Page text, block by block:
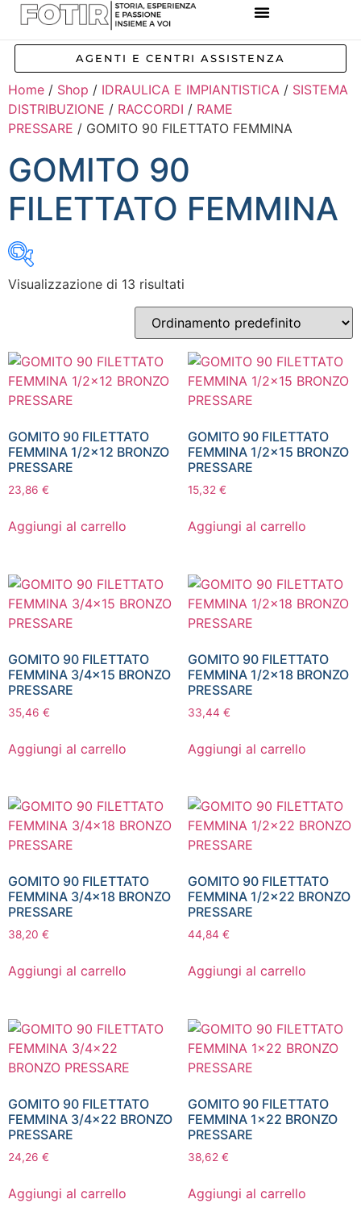
AGENTI E CENTRI ASSISTENZA
Home / Shop / IDRAULICA E IMPIANTISTICA / SISTEMA
DISTRIBUZIONE / RACCORDI / RAME
PRESSARE / GOMITO 90 FILETTATO FEMMINA
GOMITO 90
FILETTATO FEMMINA
Inizia a digitare per attivare la ricerca
Visualizzazione di 13 risultati
GOMITO 90 FILETTATO
FEMMINA 1/2×12 BRONZO
PRESSARE
23,86 €
Aggiungi al carrello
GOMITO 90 FILETTATO
FEMMINA 1/2×15 BRONZO
PRESSARE
15,32 €
Aggiungi al carrello
GOMITO 90 FILETTATO
FEMMINA 3/4×15 BRONZO
PRESSARE
35,46 €
Aggiungi al carrello
GOMITO 90 FILETTATO
FEMMINA 1/2×18 BRONZO
PRESSARE
33,44 €
Aggiungi al carrello
GOMITO 90 FILETTATO
FEMMINA 3/4×18 BRONZO
PRESSARE
38,20 €
Aggiungi al carrello
GOMITO 90 FILETTATO
FEMMINA 1/2×22 BRONZO
PRESSARE
44,84 €
Aggiungi al carrello
GOMITO 90 FILETTATO
FEMMINA 3/4×22 BRONZO
PRESSARE
24,26 €
Aggiungi al carrello
GOMITO 90 FILETTATO
FEMMINA 1×22 BRONZO
PRESSARE
38,62 €
Aggiungi al carrello